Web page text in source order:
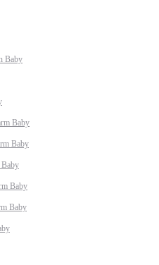
Baby
Baby
Baby
Baby
Baby